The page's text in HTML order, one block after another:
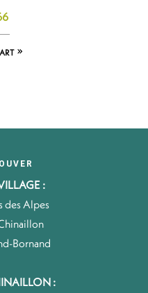
:
des Alpes
Bornand
: